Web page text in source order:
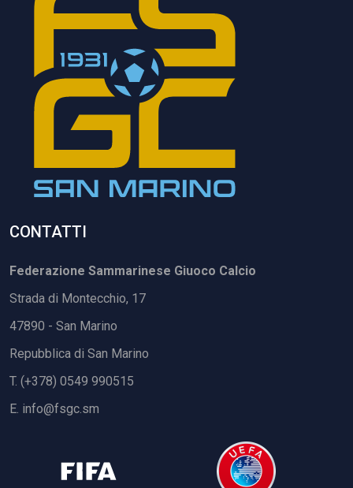
CONTATTI
Federazione Sammarinese Giuoco Calcio
Strada di Montecchio, 17
47890 - San Marino
Repubblica di San Marino
T. (+378) 0549 990515
E. info@fsgc.sm